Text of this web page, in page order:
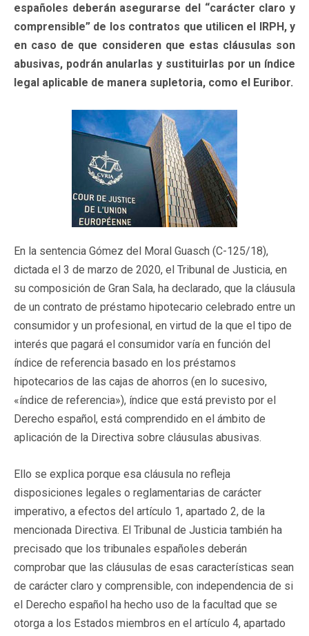
españoles deberán asegurarse del “carácter claro y
comprensible” de los contratos que utilicen el IRPH, y
en caso de que consideren que estas cláusulas son
abusivas, podrán anularlas y sustituirlas por un índice
legal aplicable de manera supletoria, como el Euribor.
En la sentencia Gómez del Moral Guasch (C-125/18),
dictada el 3 de marzo de 2020, el Tribunal de Justicia, en
su composición de Gran Sala, ha declarado, que la cláusula
de un contrato de préstamo hipotecario celebrado entre un
consumidor y un profesional, en virtud de la que el tipo de
interés que pagará el consumidor varía en función del
índice de referencia basado en los préstamos
hipotecarios de las cajas de ahorros (en lo sucesivo,
«índice de referencia»), índice que está previsto por el
Derecho español, está comprendido en el ámbito de
aplicación de la Directiva sobre cláusulas abusivas.
Ello se explica porque esa cláusula no refleja
disposiciones legales o reglamentarias de carácter
imperativo, a efectos del artículo 1, apartado 2, de la
mencionada Directiva. El Tribunal de Justicia también ha
precisado que los tribunales españoles deberán
comprobar que las cláusulas de esas características sean
de carácter claro y comprensible, con independencia de si
el Derecho español ha hecho uso de la facultad que se
otorga a los Estados miembros en el artículo 4, apartado